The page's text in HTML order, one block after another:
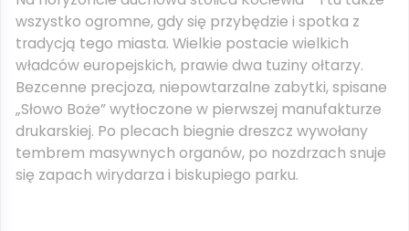
wszystko ogromne, gdy się przybędzie i spotka z
tradycją tego miasta. Wielkie postacie wielkich
władców europejskich, prawie dwa tuziny ołtarzy.
Bezcenne precjoza, niepowtarzalne zabytki, spisane
„Słowo Boże” wytłoczone w pierwszej manufakturze
drukarskiej. Po plecach biegnie dreszcz wywołany
tembrem masywnych organów, po nozdrzach snuje
się zapach wirydarza i biskupiego parku.